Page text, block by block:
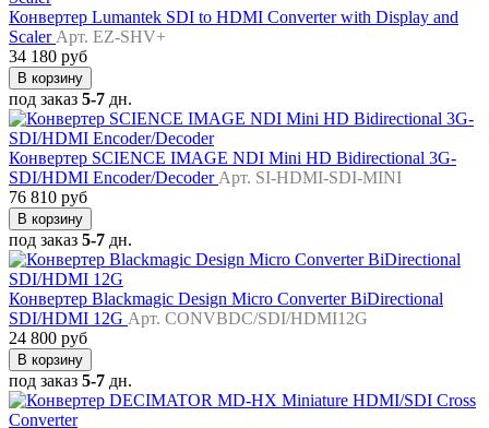
Конвертер Lumantek SDI to HDMI Converter with Display and
Scaler Арт. EZ-SHV+
34 180 руб
В корзину
под заказ 5-7 дн.
Конвертер SCIENCE IMAGE NDI Mini HD Bidirectional 3G-
SDI/HDMI Encoder/Decoder Арт. SI-HDMI-SDI-MINI
76 810 руб
В корзину
под заказ 5-7 дн.
Конвертер Blackmagic Design Micro Converter BiDirectional
SDI/HDMI 12G Арт. CONVBDC/SDI/HDMI12G
24 800 руб
В корзину
под заказ 5-7 дн.